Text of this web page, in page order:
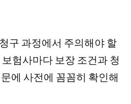
구 과정에서 주의해야 할
험사마다 보장 조건과 청
에 사전에 꼼꼼히 확인해